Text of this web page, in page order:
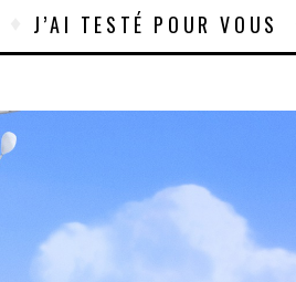
J’AI TESTÉ POUR VOUS